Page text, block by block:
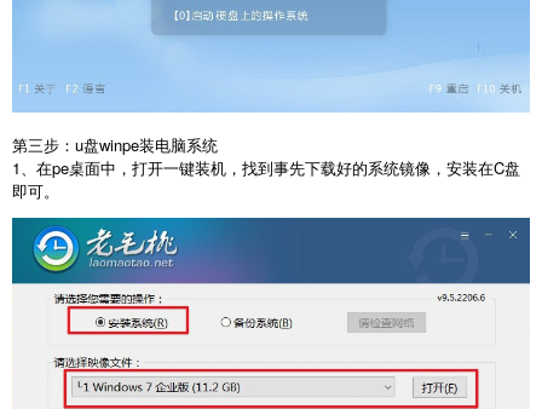
第三步：u盘winpe装电脑系统
1、在pe桌面中，打开一键装机，找到事先下载好的系统镜像，安装在C盘
即可。